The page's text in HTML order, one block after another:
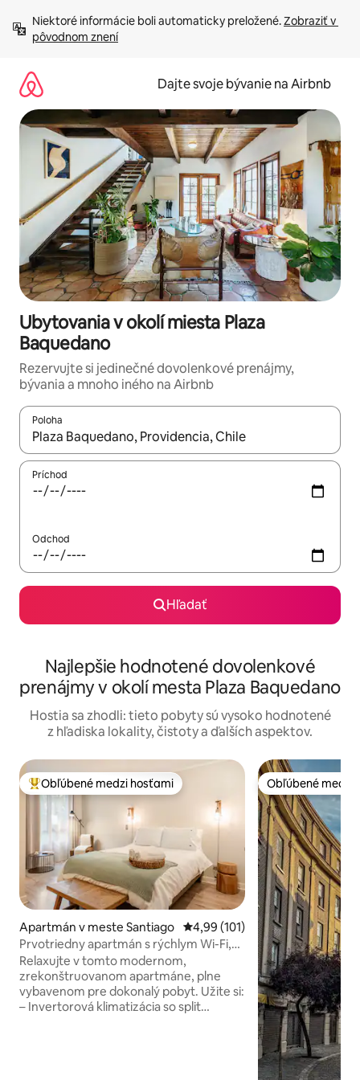
obsah.
Niektoré informácie boli automaticky preložené. Zobraziť v
pôvodnom znení
Dajte svoje bývanie na Airbnb
Ubytovania v okolí miesta Plaza
Baquedano
Rezervujte si jedinečné dovolenkové prenájmy,
bývania a mnoho iného na Airbnb
Poloha
Keď budú výsledky k dispozícii, môžete si ich prechádzať
Príchod
Odchod
Hľadať
Najlepšie hodnotené dovolenkové
prenájmy v okolí mesta Plaza Baquedano
Hostia sa zhodli: tieto pobyty sú vysoko hodnotené
z hľadiska lokality, čistoty a ďalších aspektov.
Najobľúbenejšie medzi hosťami
Obľúbené medzi hosťami
Apartmán v meste Santiago Priemerné ohodnotenie 4,99 z
4,99 (101)
Prvotriedny apartmán s rýchlym Wi-Fi,
klimatizáciou, uprataný pri dlhšom
pobyte – Lastarria
Relaxujte v tomto modernom,
zrekonštruovanom apartmáne, plne
vybavenom pre dokonalý pobyt. Užite si:
– Invertorová klimatizácia so split
Obľúbené medzi
Obľúbené medzi